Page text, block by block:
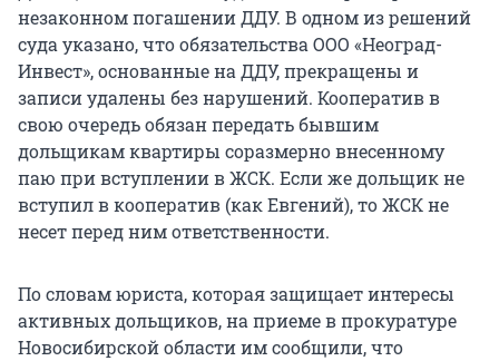
незаконном погашении ДДУ. В одном из решений
суда указано, что обязательства ООО «Неоград-
Инвест», основанные на ДДУ, прекращены и
записи удалены без нарушений. Кооператив в
свою очередь обязан передать бывшим
дольщикам квартиры соразмерно внесенному
паю при вступлении в ЖСК. Если же дольщик не
вступил в кооператив (как Евгений), то ЖСК не
несет перед ним ответственности.
По словам юриста, которая защищает интересы
активных дольщиков, на приеме в прокуратуре
Новосибирской области им сообщили, что